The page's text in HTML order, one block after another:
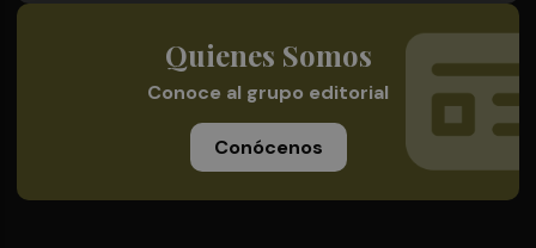
Quienes Somos
Conoce al grupo editorial
Conócenos